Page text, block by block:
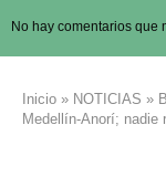
No hay comentarios que
Inicio » NOTICIAS »
Medellín-Anorí; nadie